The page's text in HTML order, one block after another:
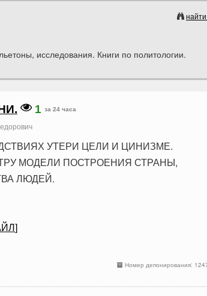
исследования. Книги по политологии.
1 за 24 часа
УТЕРИ ЦЕЛИ И ЦИНИЗМЕ.
МОДЕЛИ ПОСТРОЕНИЯ СТРАНЫ,
ЛЮДЕЙ.
]
Номер депонирования: